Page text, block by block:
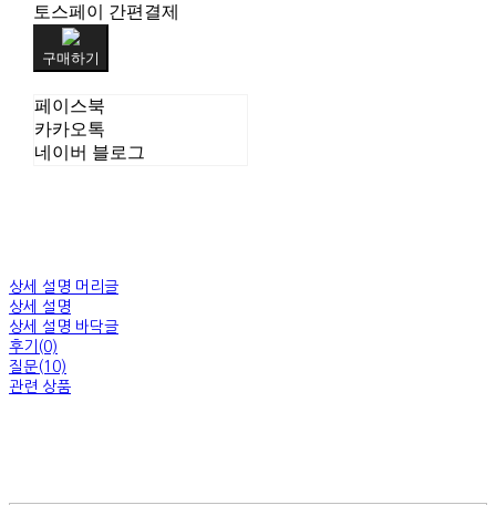
토스페이 간편결제
구매하기
페이스북
카카오톡
네이버 블로그
상세 설명 머리글
상세 설명
상세 설명 바닥글
후기(0)
질문(10)
관련 상품